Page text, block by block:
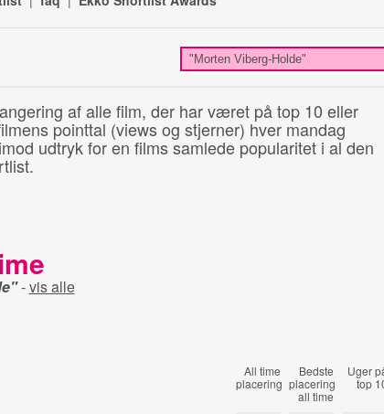
af alle film, der har været på top 10 eller
pointtal (views og stjerner) hver mandag
udtryk for en films samlede popularitet i al den
-vis alle
All time
placering
Bedste
placering
all time
Uger
top